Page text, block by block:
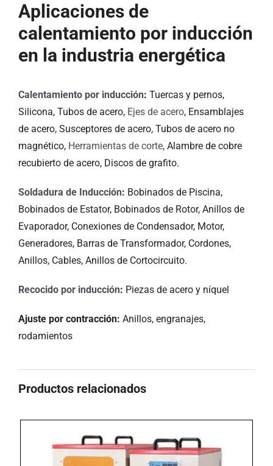
Aplicaciones de
calentamiento por inducción
en la industria energética
Calentamiento por inducción: Tuercas y pernos,
Silicona, Tubos de acero, Ejes de acero, Ensamblajes
de acero, Susceptores de acero, Tubos de acero no
magnético, Herramientas de corte, Alambre de cobre
recubierto de acero, Discos de grafito.
Soldadura de Inducción: Bobinados de Piscina,
Bobinados de Estator, Bobinados de Rotor, Anillos de
Evaporador, Conexiones de Condensador, Motor,
Generadores, Barras de Transformador, Cordones,
Anillos, Cables, Anillos de Cortocircuito.
Recocido por inducción: Piezas de acero y níquel
Ajuste por contracción: Anillos, engranajes,
rodamientos
Productos relacionados